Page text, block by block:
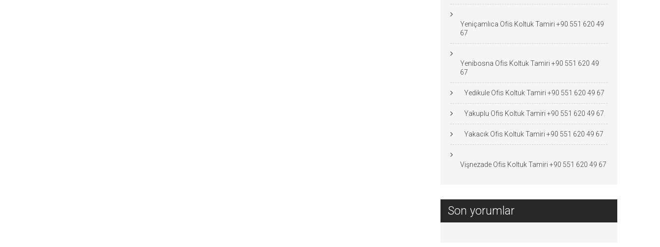
Yeniçamlıca Ofis Koltuk Tamiri +90 551 620 49
67
Yenibosna Ofis Koltuk Tamiri +90 551 620 49
67
Yedikule Ofis Koltuk Tamiri +90 551 620 49 67
Yakuplu Ofis Koltuk Tamiri +90 551 620 49 67
Yakacık Ofis Koltuk Tamiri +90 551 620 49 67
Vişnezade Ofis Koltuk Tamiri +90 551 620 49 67
Son yorumlar